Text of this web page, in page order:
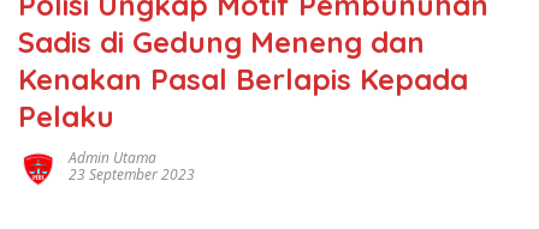
Sadis di Gedung Meneng dan
Kenakan Pasal Berlapis Kepada
Pelaku
Admin Utama
23 September 2023